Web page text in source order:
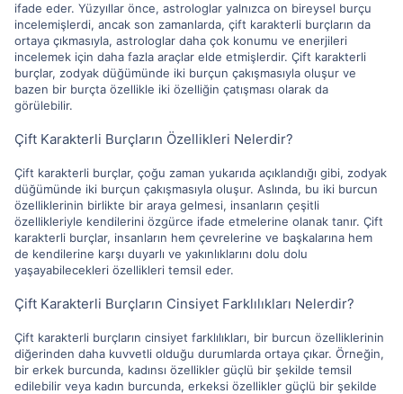
ifade eder. Yüzyıllar önce, astrologlar yalnızca on bireysel burçu
incelemişlerdi, ancak son zamanlarda, çift karakterli burçların da
ortaya çıkmasıyla, astrologlar daha çok konumu ve enerjileri
incelemek için daha fazla araçlar elde etmişlerdir. Çift karakterli
burçlar, zodyak düğümünde iki burçun çakışmasıyla oluşur ve
bazen bir burçta özellikle iki özelliğin çatışması olarak da
görülebilir.
Çift Karakterli Burçların Özellikleri Nelerdir?
Çift karakterli burçlar, çoğu zaman yukarıda açıklandığı gibi, zodyak
düğümünde iki burçun çakışmasıyla oluşur. Aslında, bu iki burcun
özelliklerinin birlikte bir araya gelmesi, insanların çeşitli
özellikleriyle kendilerini özgürce ifade etmelerine olanak tanır. Çift
karakterli burçlar, insanların hem çevrelerine ve başkalarına hem
de kendilerine karşı duyarlı ve yakınlıklarını dolu dolu
yaşayabilecekleri özellikleri temsil eder.
Çift Karakterli Burçların Cinsiyet Farklılıkları Nelerdir?
Çift karakterli burçların cinsiyet farklılıkları, bir burcun özelliklerinin
diğerinden daha kuvvetli olduğu durumlarda ortaya çıkar. Örneğin,
bir erkek burcunda, kadınsı özellikler güçlü bir şekilde temsil
edilebilir veya kadın burcunda, erkeksi özellikler güçlü bir şekilde